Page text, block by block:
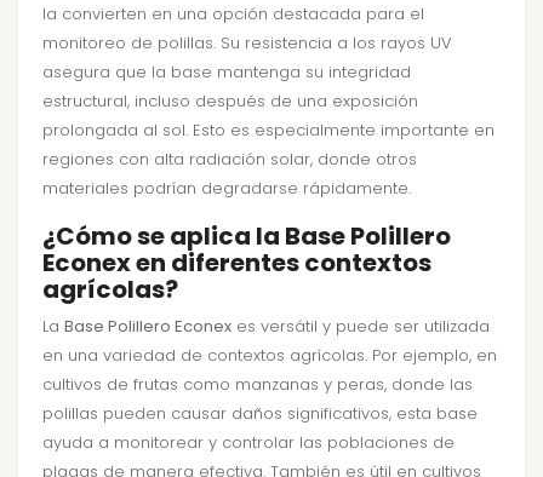
la convierten en una opción destacada para el
monitoreo de polillas. Su resistencia a los rayos UV
asegura que la base mantenga su integridad
estructural, incluso después de una exposición
prolongada al sol. Esto es especialmente importante en
regiones con alta radiación solar, donde otros
materiales podrían degradarse rápidamente.
¿Cómo se aplica la Base Polillero
Econex en diferentes contextos
agrícolas?
La Base Polillero Econex es versátil y puede ser utilizada
en una variedad de contextos agrícolas. Por ejemplo, en
cultivos de frutas como manzanas y peras, donde las
polillas pueden causar daños significativos, esta base
ayuda a monitorear y controlar las poblaciones de
plagas de manera efectiva. También es útil en cultivos